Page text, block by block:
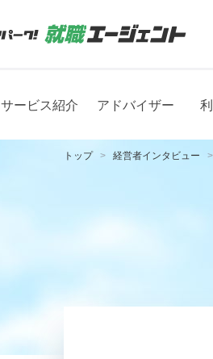
サービス紹介 アドバイザー
トップ 経営者インタビュー